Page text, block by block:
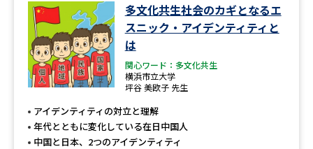
多文化共生社会のカギとなるエ
スニック・アイデンティティと
は
関心ワード：多文化共生
横浜市立大学
坪谷 美欧子 先生
アイデンティティの対立と理解
年代とともに変化している在日中国人
中国と日本、2つのアイデンティティ